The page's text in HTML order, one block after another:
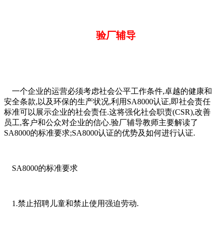
验厂辅导
一个企业的运营必须考虑社会公平工作条件,卓越的健康和
安全条款,以及环保的生产状况,利用SA8000认证,即社会责任
标准可以展示企业的社会责任.这将强化社会职责(CSR),改善
员工,客户和公众对企业的信心.验厂辅导教师主要解读了
SA8000的标准要求;SA8000认证的优势及如何进行认证.
SA8000的标准要求
1.禁止招聘儿童和禁止使用强迫劳动.